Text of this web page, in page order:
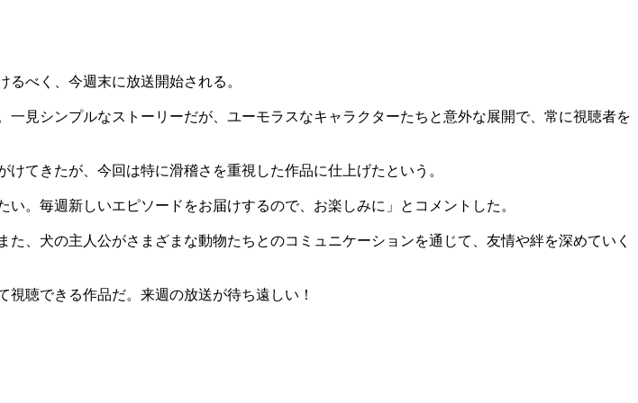
べく、今週末に放送開始される。
見シンプルなストーリーだが、ユーモラスなキャラクターたちと意外な展開で、常に視聴者を
てきたが、今回は特に滑稽さを重視した作品に仕上げたという。
。毎週新しいエピソードをお届けするので、お楽しみに」とコメントした。
、犬の主人公がさまざまな動物たちとのコミュニケーションを通じて、友情や絆を深めていく
聴できる作品だ。来週の放送が待ち遠しい！